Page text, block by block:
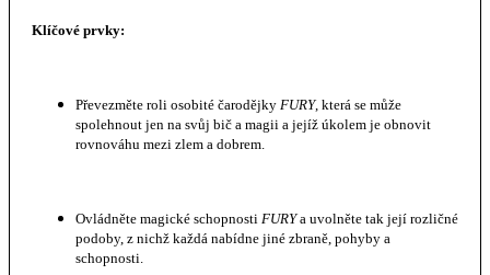
Klíčové prvky:
Převezměte roli osobité čarodějky FURY, která se může
spolehnout jen na svůj bič a magii a jejíž úkolem je obnovit
rovnováhu mezi zlem a dobrem.
Ovládněte magické schopnosti FURYa uvolněte tak její rozličné
podoby, z nichž každá nabídne jiné zbraně, pohyby a
schopnosti.